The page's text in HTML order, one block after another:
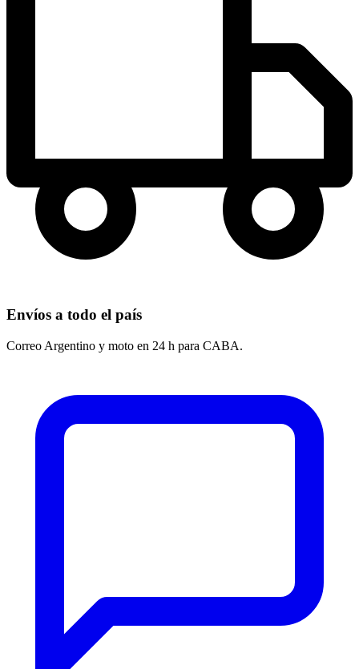
Envíos a todo el país
Correo Argentino y moto en 24 h para CABA.